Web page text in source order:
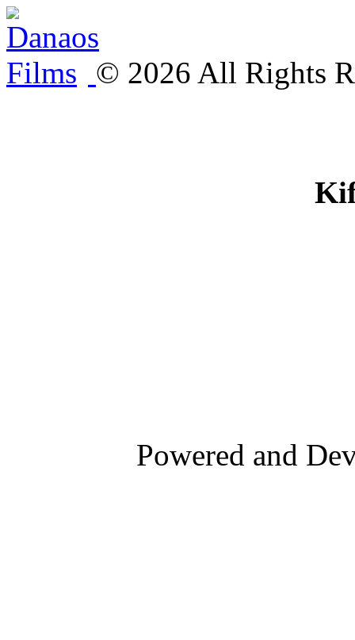
© 2026 All Rights
Powered and